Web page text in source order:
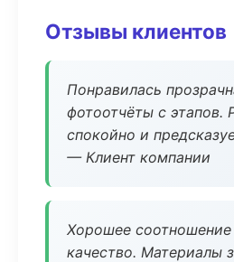
Отзывы клиентов
Понравилась
фотоотчёты с этапов.
спокойно и
— Клиент компании
Хорошее
качество. Материалы